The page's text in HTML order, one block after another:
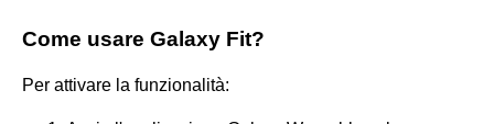
Come usare Galaxy Fit?
Per attivare la funzionalità: